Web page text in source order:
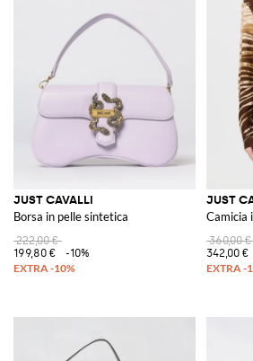
JUST CAVALLI
Borsa in pelle sintetica
222,00 €
199,80 €
-10%
JUST
Camicia
360,00 €
342,00 €